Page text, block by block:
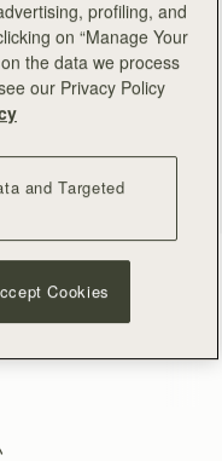
profiling, and
on “Manage Your
the data we process
our Privacy Policy
and Targeted
Cookies